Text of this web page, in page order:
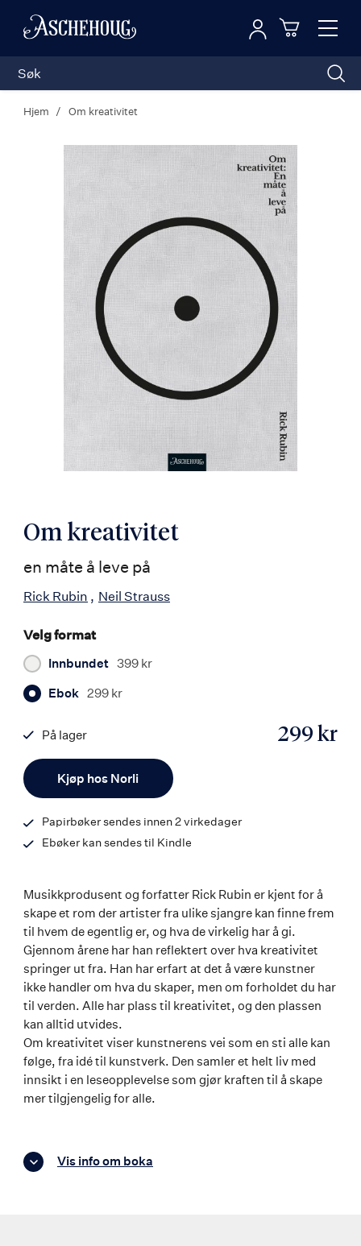
Toggle
Logg inn
Hjem Om kreativitet
Om kreativitet
en måte å leve på
Rick Rubin Neil Strauss
Velg format
Innbundet 399 kr
Ebok 299 kr
Kjøp hos Norli
299 kr
På lager
9788203456602
Papirbøker sendes innen 2 virkedager
Ebøker kan sendes til Kindle
Musikkprodusent og forfatter Rick Rubin er kjent for å
skape et rom der artister fra ulike sjangre kan finne frem
til hvem de egentlig er, og hva de virkelig har å gi.
Gjennom årene har han reflektert over hva kreativitet
springer ut fra. Han har erfart at det å være kunstner
ikke handler om hva du skaper, men om forholdet du har
til verden. Alle har plass til kreativitet, og den plassen
kan alltid utvides.
Om kreativitet viser kunstnerens vei som en sti alle kan
følge, fra idé til kunstverk. Den samler et helt liv med
innsikt i en leseopplevelse som gjør kraften til å skape
mer tilgjengelig for alle.
Vis info om boka